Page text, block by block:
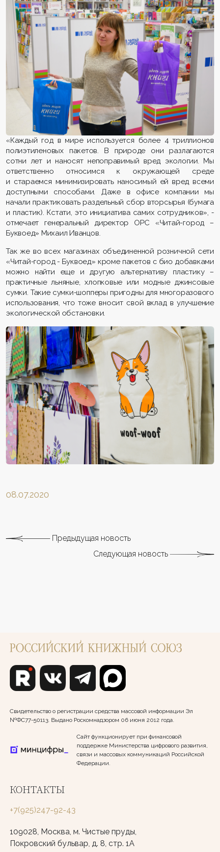
«Каждый год в мире используется более 4 триллионов
полиэтиленовых пакетов. В природе они разлагаются
сотни лет и наносят непоправимый вред экологии. Мы
ответственно относимся к окружающей среде
и стараемся минимизировать наносимый ей вред всеми
доступными способами. Даже в офисе компании мы
начали практиковать раздельный сбор вторсырья (бумага
и пластик). Кстати, это инициатива самих сотрудников», -
отмечает генеральный директор ОРС «Читай-город –
Буквоед» Михаил Иванцов.
Так же во всех магазинах объединенной розничной сети
«Читай-город - Буквоед» кроме пакетов с био добавками
можно найти еще и другую альтернативу пластику –
практичные льняные, хлопковые или модные джинсовые
сумки. Такие сумки-шопперы пригодны для многоразового
использования, что тоже вносит свой вклад в улучшение
экологической обстановки.
08.07.2020
Предыдущая новость
Следующая новость
Свидетельство о регистрации средства массовой информации Эл
№ФС77-50113. Выдано Роскомнадзором 06 июня 2012 года.
Сайт функционирует при финансовой
поддержке Министерства цифрового развития,
связи и массовых коммуникаций Российской
Федерации.
КОНТАКТЫ
+7(925)247-92-43
109028, Москва, м. Чистые пруды,
Покровский бульвар, д. 8, стр. 1А